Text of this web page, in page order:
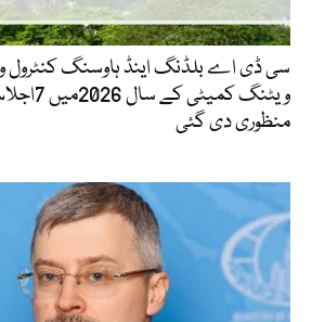
سی ڈی اے بلڈنگ اینڈ ہاوسنگ کنٹرول
منظوری دی گئی